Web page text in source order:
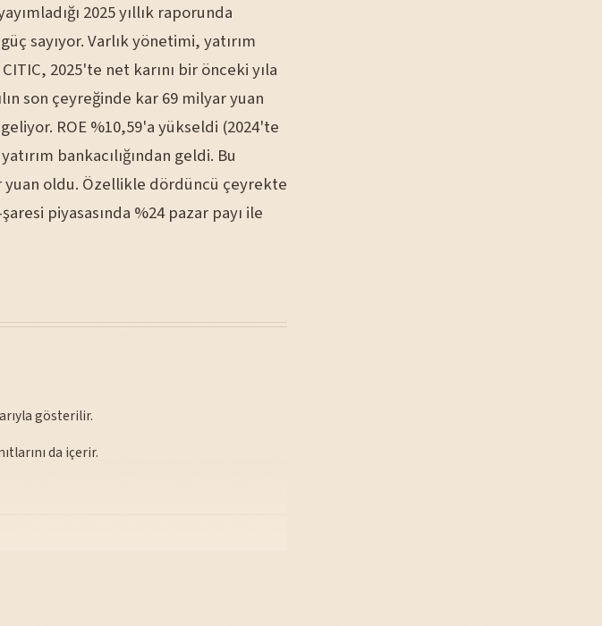
2025 yıllık raporunda
sayıyor. Varlık yönetimi, yatırım
2025'te net karını bir önceki yıla
son çeyreğinde kar 69 milyar yuan
ROE %10,59'a yükseldi (2024'te
bankacılığından geldi. Bu
oldu. Özellikle dördüncü çeyrekte
piyasasında %24 pazar payı ile
gösterilir.
da içerir.